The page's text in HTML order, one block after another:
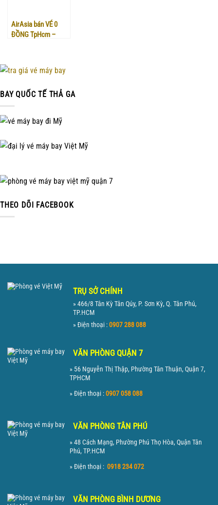
AirAsia bán VÉ 0
ĐỒNG TpHcm –
BAY QUỐC TẾ THẢ GA
THEO DÕI FACEBOOK
TRỤ SỞ CHÍNH
» 466/8 Tân Kỳ Tân Qúy, P. Sơn Kỳ, Q. Tân Phú,
TP.HCM
» Điện thoại :0907 288 088
VĂN PHÒNG QUẬN 7
» 56 Nguyễn Thị Thập, Phường Tân Thuận, Quận 7,
TPHCM
» Điện thoại :0907 058 088
VĂN PHÒNG TÂN PHÚ
» 48 Cách Mạng, Phường Phú Thọ Hòa, Quận Tân
Phú, TP.HCM
» Điện thoại : 0918 234 072
VĂN PHÒNG BÌNH DƯƠNG